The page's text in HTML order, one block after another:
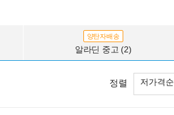
양탄자배송
알라딘 중고 (2)
정렬 저가격순